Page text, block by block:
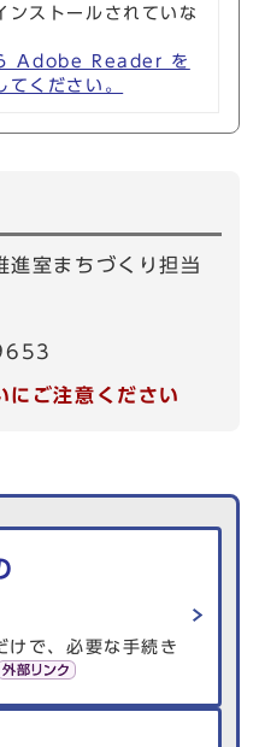
ンストールされていな
Adobe Reader を
てください。
進室まちづくり担当
にご注意ください
けで、必要な手続き